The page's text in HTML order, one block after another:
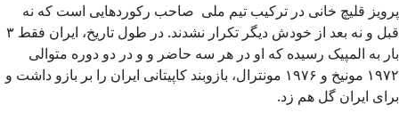
پرویز قلیچ خانی در ترکیب تیم ملی صاحب رکوردهایی است که نه
قبل و نه بعد از خودش دیگر تکرار نشدند. در طول تاریخ، ایران فقط ۳
بار به المپیک رسیده که او در هر سه حاضر و و در دو دوره متوالی
۱۹۷۲ مونیخ و ۱۹۷۶ مونترال، بازوبند کاپیتانی ایران را بر بازو داشت و
برای ایران گل هم زد.